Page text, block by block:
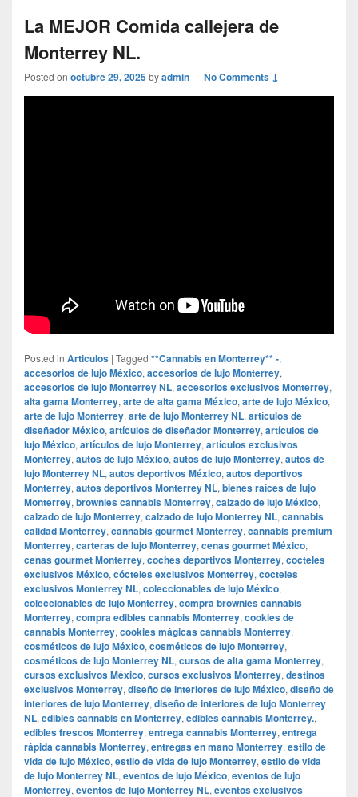
La MEJOR Comida callejera de
Monterrey NL.
Posted on octubre 29, 2025byadmin—No Comments ↓
Posted in Articulos | Tagged **Cannabis en Monterrey** -,
accesorios de lujo México, accesorios de lujo Monterrey,
accesorios de lujo Monterrey NL, accesorios exclusivos Monterrey,
alta gama Monterrey, arte de alta gama México, arte de lujo México,
arte de lujo Monterrey, arte de lujo Monterrey NL, artículos de
diseñador México, artículos de diseñador Monterrey, artículos de
lujo México, artículos de lujo Monterrey, artículos exclusivos
Monterrey, autos de lujo México, autos de lujo Monterrey, autos de
lujo Monterrey NL, autos deportivos México, autos deportivos
Monterrey, autos deportivos Monterrey NL, bienes raíces de lujo
Monterrey, brownies cannabis Monterrey, calzado de lujo México,
calzado de lujo Monterrey, calzado de lujo Monterrey NL, cannabis
calidad Monterrey, cannabis gourmet Monterrey, cannabis premium
Monterrey, carteras de lujo Monterrey, cenas gourmet México,
cenas gourmet Monterrey, coches deportivos Monterrey, cocteles
exclusivos México, cócteles exclusivos Monterrey, cocteles
exclusivos Monterrey NL, coleccionables de lujo México,
coleccionables de lujo Monterrey, compra brownies cannabis
Monterrey, compra edibles cannabis Monterrey, cookies de
cannabis Monterrey, cookies mágicas cannabis Monterrey,
cosméticos de lujo México, cosméticos de lujo Monterrey,
cosméticos de lujo Monterrey NL, cursos de alta gama Monterrey,
cursos exclusivos México, cursos exclusivos Monterrey, destinos
exclusivos Monterrey, diseño de interiores de lujo México, diseño de
interiores de lujo Monterrey, diseño de interiores de lujo Monterrey
NL, edibles cannabis en Monterrey, edibles cannabis Monterrey.,
edibles frescos Monterrey, entrega cannabis Monterrey, entrega
rápida cannabis Monterrey, entregas en mano Monterrey, estilo de
vida de lujo México, estilo de vida de lujo Monterrey, estilo de vida
de lujo Monterrey NL, eventos de lujo México, eventos de lujo
Monterrey, eventos de lujo Monterrey NL, eventos exclusivos